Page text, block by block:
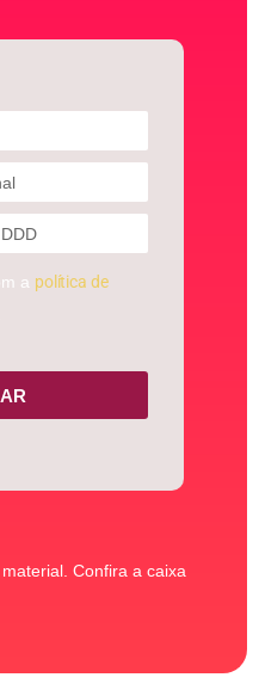
a política de
Confira a caixa